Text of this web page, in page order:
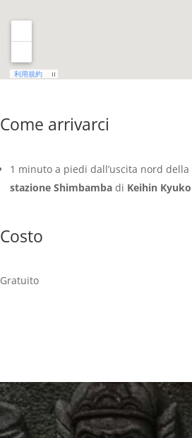
Come arrivarci
1 minuto a piedi dall’uscita nord della
stazione Shimbamba di Keihin Kyuko
Costo
Gratuito